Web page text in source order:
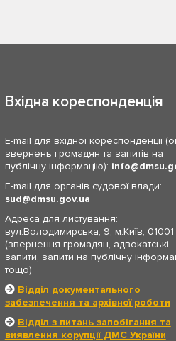
Вхідна кореспонденція
E-mail для вхідної кореспонденції
звернень громадян та запитів на
публічну інформацію): info
E-mail для органів судової влади:
sud
dmsu.gov.ua
Адреса для листування:
вул.Володимирська, 9, м.Київ, 01001
(звернення громадян, адвокатські
запити, запити на публічну
тощо)
Відділ документального
забезпечення та архівної роботи
Відділ з питань запобігання та
виявлення корупції ДМС України